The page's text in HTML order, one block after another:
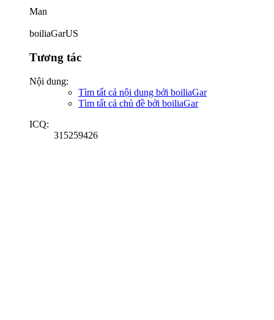
Man
boiliaGarUS
Tương tác
Nội dung:
Tìm tất cả nội dung bởi boiliaGar
Tìm tất cả chủ đề bởi boiliaGar
ICQ:
315259426